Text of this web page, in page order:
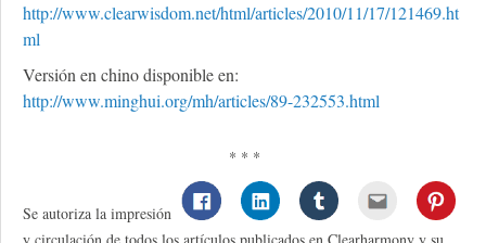
http://www.clearwisdom.net/html/articles/2010/11/17/121469.ht
ml
Versión en chino disponible en:
http://www.minghui.org/mh/articles/89-232553.html
* * *
Se autoriza la impresión